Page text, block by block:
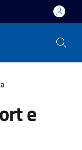
e